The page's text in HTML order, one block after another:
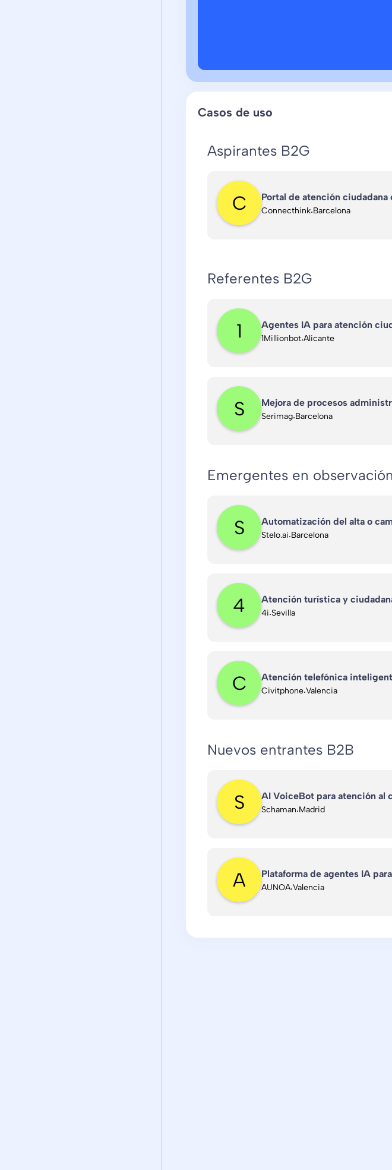
Casos de uso
Aspirantes B2G
Portal de atención ciudadana
Connecthink·Barcelona
Referentes B2G
Agentes IA para atención
1Millionbot·Alicante
Mejora de procesos
Serimag·Barcelona
Emergentes en observación
Automatización del alta o
Stelo.ai·Barcelona
Atención turística y
4i·Sevilla
Atención telefónica
Civitphone·Valencia
Nuevos entrantes B2B
AI VoiceBot para atención al
Schaman·Madrid
Plataforma de agentes IA
AUNOA·Valencia